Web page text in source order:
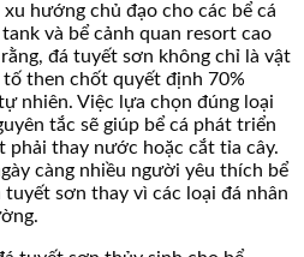
hướng chủ đạo cho các bể cá
và bể cảnh quan resort cao
đá tuyết sơn không chỉ là vật
tố then chốt quyết định 70%
nhiên. Việc lựa chọn đúng loại
tắc sẽ giúp bể cá phát triển
phải thay nước hoặc cắt tỉa cây.
càng nhiều người yêu thích bể
tuyết sơn thay vì các loại đá nhân